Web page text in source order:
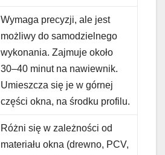
Wymaga precyzji, ale jest
możliwy do samodzielnego
wykonania. Zajmuje około
30–40 minut na nawiewnik.
Umieszcza się je w górnej
części okna, na środku profilu.
Różni się w zależności od
materiału okna (drewno, PCV,